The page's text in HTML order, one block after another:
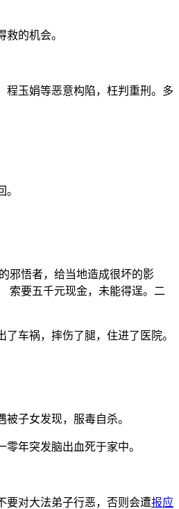
的机会。
程玉娟等恶意构陷，枉判重刑。多
邪悟者，给当地造成很坏的影
索要五千元现金，未能得逞。二
车祸，摔伤了腿，住进了医院。
子女发现，服毒自杀。
年突发脑出血死于家中。
要对大法弟子行恶，否则会遭报应